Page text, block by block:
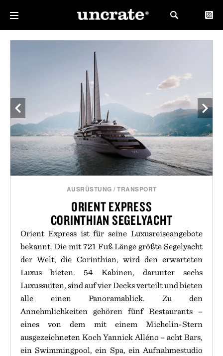
AUSRÜSTUNG /TRANSPORT
ORIENT EXPRESS
CORINTHIAN SEGELYACHT
Orient Express ist für seine Luxusreiseangebote
bekannt. Die mit 721 Fuß Länge größte Segelyacht
der Welt, die Corinthian, wird den erwarteten
Luxus bieten. 54 Kabinen, darunter sechs
Luxussuiten, sind auf vier Decks verteilt und bieten
alle einen Panoramablick. Zu den
Annehmlichkeiten gehören fünf Restaurants –
eines von dem mit einem Michelin-Stern
ausgezeichneten Koch Yannick Alléno – acht Bars,
ein Swimmingpool, ein Spa, ein Aufnahmestudio